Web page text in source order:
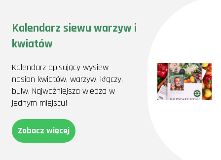
Kalendarz siewu warzyw i
kwiatów
Kalendarz opisujący wysiew
nasion kwiatów, warzyw, kłączy,
bulw. Najważniejsza wiedza w
jednym miejscu!
Zobacz więcej